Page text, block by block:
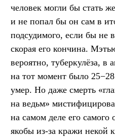
человек могли бы стать
и не попал бы он сам в
подсудимого, если бы не
скорая его кончина.
вероятно, туберкулёза, в
на тот момент было
умер. Но даже смерть
на ведьм»
на самом деле его самого
якобы из-за кражи некой